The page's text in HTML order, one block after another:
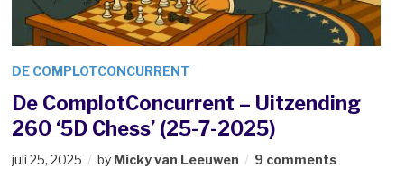
DE COMPLOTCONCURRENT
De ComplotConcurrent – Uitzending
260 ‘5D Chess’ (25-7-2025)
juli 25, 2025 by Micky van Leeuwen 9 comments